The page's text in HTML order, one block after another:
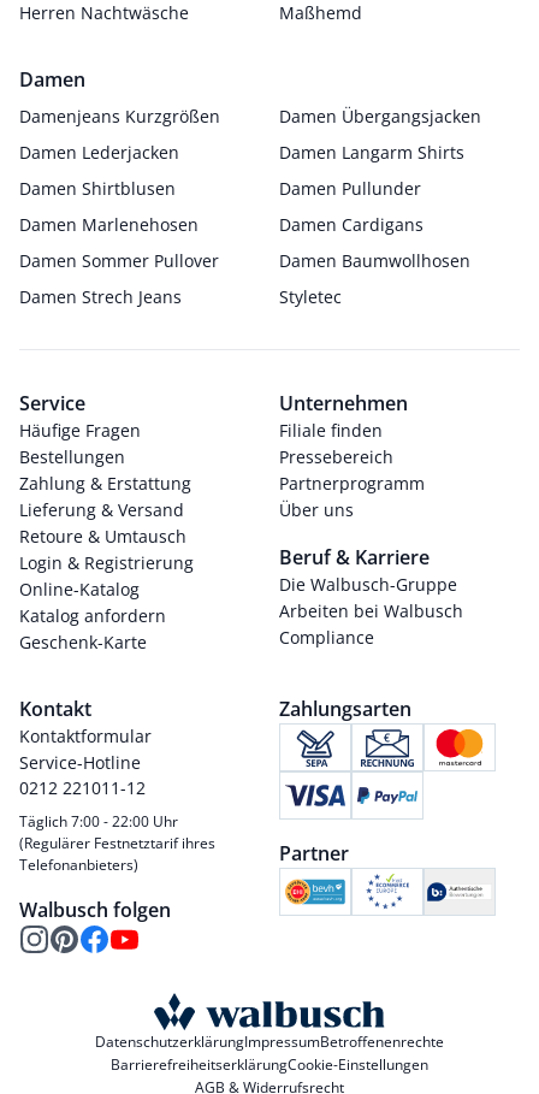
Herren Nachtwäsche
Maßhemd
Damen
Damenjeans Kurzgrößen
Damen Übergangsjacken
Damen Lederjacken
Damen Langarm Shirts
Damen Shirtblusen
Damen Pullunder
Damen Marlenehosen
Damen Cardigans
Damen Sommer Pullover
Damen Baumwollhosen
Damen Strech Jeans
Styletec
Service
Häufige Fragen
Bestellungen
Zahlung & Erstattung
Lieferung & Versand
Retoure & Umtausch
Login & Registrierung
Online-Katalog
Katalog anfordern
Geschenk-Karte
Unternehmen
Filiale finden
Pressebereich
Partnerprogramm
Über uns
Beruf & Karriere
Die Walbusch-Gruppe
Arbeiten bei Walbusch
Compliance
Kontakt
Kontaktformular
Service-Hotline
0212 221011-12
Täglich 7:00 - 22:00 Uhr
(Regulärer Festnetztarif ihres
Telefonanbieters)
Walbusch folgen
Zahlungsarten
Partner
DatenschutzerklärungImpressumBetroffenenrechte
BarrierefreiheitserklärungCookie-Einstellungen
AGB & Widerrufsrecht